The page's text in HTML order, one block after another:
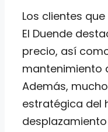
Los clientes
El Duende
precio, así
mantenimiento
Además,
estratégica del